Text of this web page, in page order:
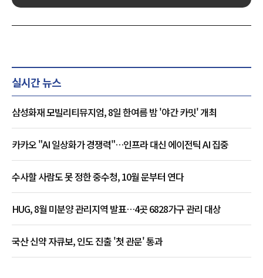
실시간 뉴스
삼성화재 모빌리티뮤지엄, 8일 한여름 밤 '야간 카밋' 개최
카카오 "AI 일상화가 경쟁력"…인프라 대신 에이전틱 AI 집중
수사할 사람도 못 정한 중수청, 10월 문부터 연다
HUG, 8월 미분양 관리지역 발표…4곳 6828가구 관리 대상
국산 신약 자큐보, 인도 진출 '첫 관문' 통과